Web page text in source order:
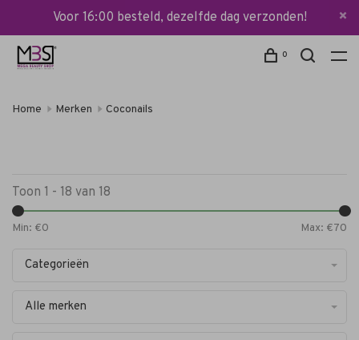
Voor 16:00 besteld, dezelfde dag verzonden!
0
Home Merken Coconails
Toon 1 - 18 van 18
Min: €0 Max: €70
Categorieën
Alle merken